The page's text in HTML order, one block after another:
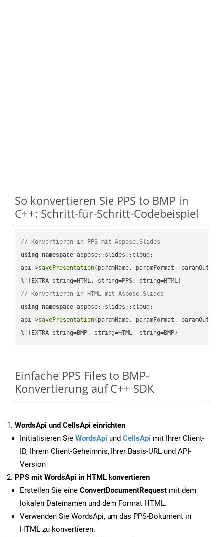
So konvertieren Sie PPS to BMP in
C++: Schritt-für-Schritt-Codebeispiel
// Konvertieren in PPS mit Aspose.Slides
using namespace aspose::slides::cloud;
api->savePresentation(paramName, paramFormat,
// Konvertieren in HTML mit Aspose.Slides
using namespace aspose::slides::cloud;
api->savePresentation(paramName, paramFormat,
%!(EXTRA string=BMP, string=HTML, string=BMP)
Einfache PPS Files to BMP-
Konvertierung auf C++ SDK
WordsApi und CellsApi einrichten
Initialisieren Sie WordsApi und CellsApi mit Ihrer Client-
ID, Ihrem Client-Geheimnis, Ihrer Basis-URL und API-
Version
PPS mit WordsApi in HTML konvertieren
Erstellen Sie eine ConvertDocumentRequest mit dem
lokalen Dateinamen und dem Format HTML.
Verwenden Sie WordsApi, um das PPS-Dokument in
HTML zu konvertieren.